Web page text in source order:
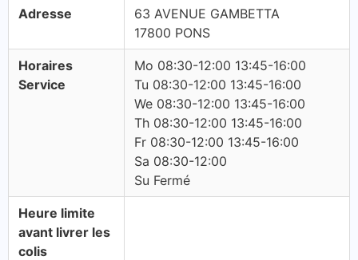
Adresse
63 AVENUE GAMBETTA
17800 PONS
Horaires
Service
Mo 08:30-12:00 13:45-16:00
Tu 08:30-12:00 13:45-16:00
We 08:30-12:00 13:45-16:00
Th 08:30-12:00 13:45-16:00
Fr 08:30-12:00 13:45-16:00
Sa 08:30-12:00
Su Fermé
Heure limite
avant livrer les
colis